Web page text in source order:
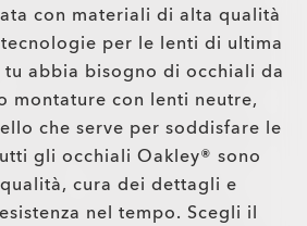
con materiali di alta qualità
per le lenti di ultima
tu abbia bisogno di occhiali da
montature con lenti neutre,
che serve per soddisfare le
gli occhiali Oakley® sono
cura dei dettagli e
nel tempo. Scegli il